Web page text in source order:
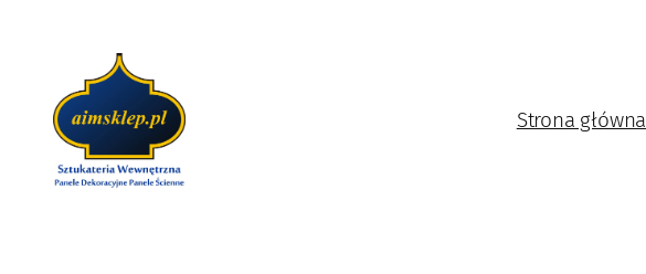
Strona główna